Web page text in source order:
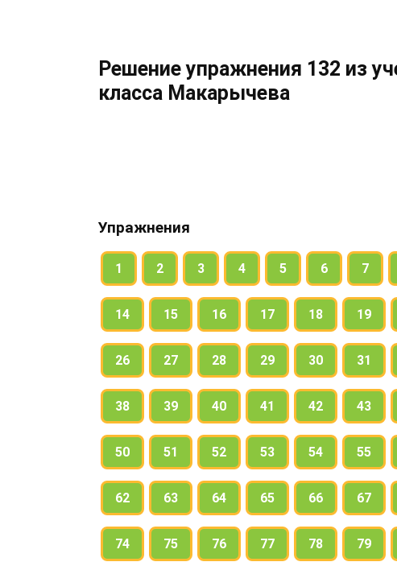
Решение упражнения 132 из
класса Макарычева
Упражнения
1 2 3 4 5 6 7
14 15 16 17 18 19
26 27 28 29 30 31
38 39 40 41 42 43
50 51 52 53 54 55
62 63 64 65 66 67
74 75 76 77 78 79